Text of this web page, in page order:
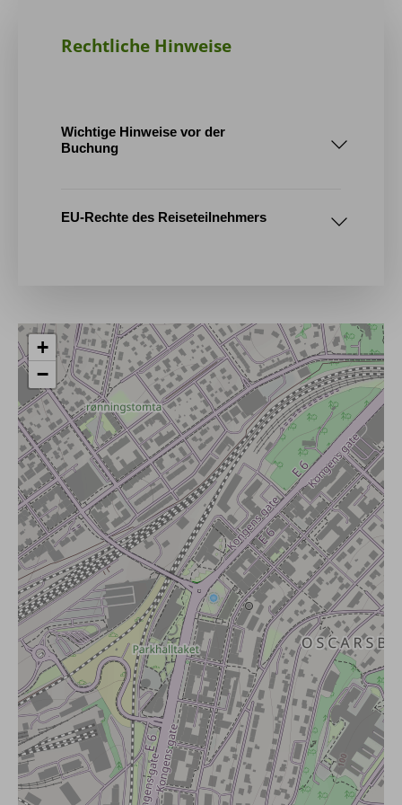
Gegenwart
Rechtliche Hinweise
Wichtige Hinweise vor der
Buchung
AGB
3. Absagefristen bei nicht Erreichen der
4. Gruppengröße
5. Geplanter Guide
6. Reisepreis / Zahlungsmodalitäten
7. Versicherungen
EU-Rechte des Reiseteilnehmers
+
−